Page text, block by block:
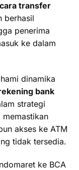
cara transfer
berhasil
penerima
ke dalam
dinamika
bank
strategi
akses ke ATM
tidak tersedia.
ke BCA